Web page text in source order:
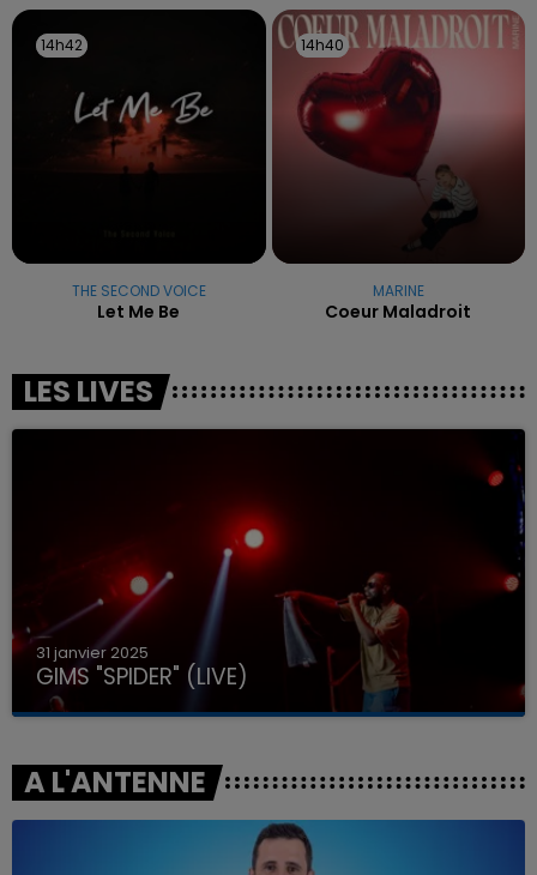
14h42
14h42
THE SECOND VOICE
Let Me Be
14h40
14h40
MARINE
Coeur Maladroit
LES LIVES
31 janvier 2025
GIMS "SPIDER" (LIVE)
A L'ANTENNE